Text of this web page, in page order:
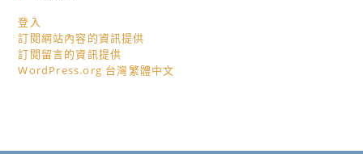
登入
訂閱網站內容的資訊提供
訂閱留言的資訊提供
WordPress.org 台灣繁體中文